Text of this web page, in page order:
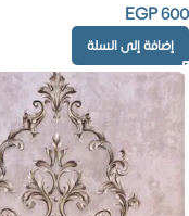
EGP600
إضافة إلى السلة